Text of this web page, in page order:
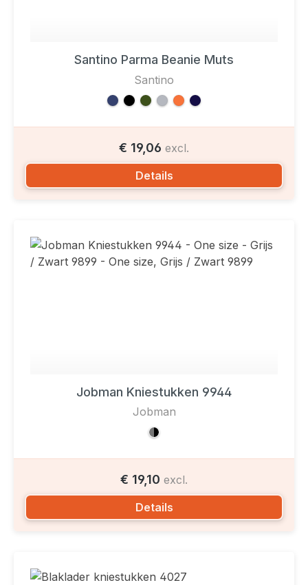
Santino Parma Beanie Muts
Santino
€ 19,06 excl.
Details
Jobman Kniestukken 9944
Jobman
€ 19,10 excl.
Details